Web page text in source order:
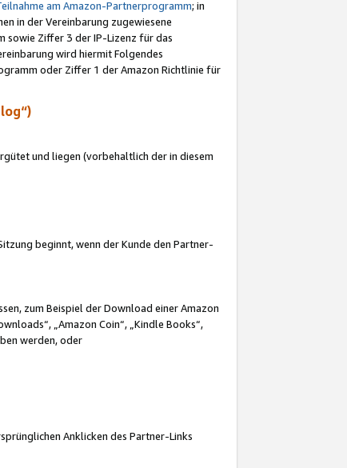
am Amazon-Partnerprogramm; in
in der Vereinbarung zugewiesene
sowie Ziffer 3 der IP-Lizenz für das
wird hiermit Folgendes
oder Ziffer 1 der Amazon Richtlinie für
und liegen (vorbehaltlich der in diesem
beginnt, wenn der Kunde den Partner-
zum Beispiel der Download einer Amazon
„Amazon Coin“, „Kindle Books“,
werden, oder
Anklicken des Partner-Links